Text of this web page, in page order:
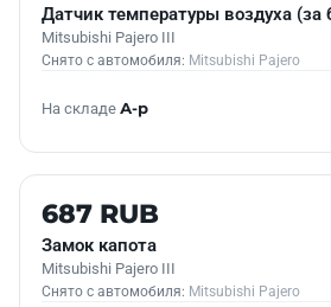
Датчик температуры воздуха (за
Mitsubishi Pajero III
Снято с автомобиля: Mitsubishi Pajero
На складе А-р
Б/У В НАЛИЧИИ
687 RUB
Замок капота
Mitsubishi Pajero III
Снято с автомобиля: Mitsubishi Pajero